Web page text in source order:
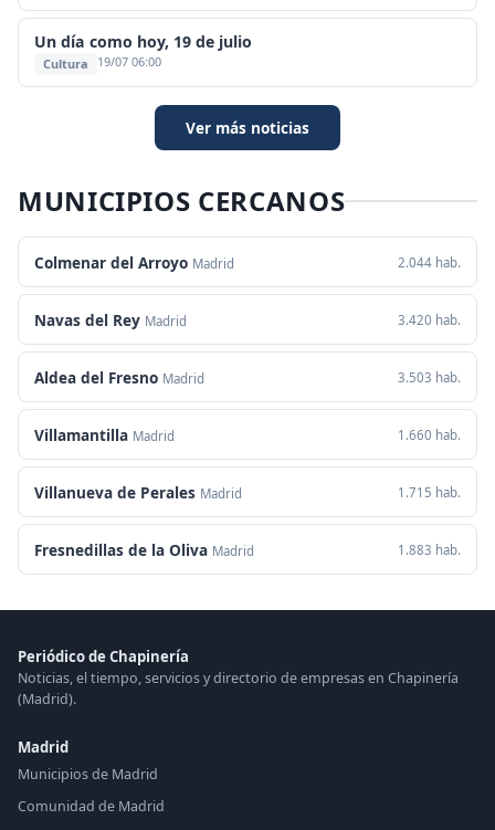
Un día como hoy, 19 de julio
Cultura 19/07 06:00
Ver más noticias
MUNICIPIOS CERCANOS
Colmenar del Arroyo Madrid 2.044 hab.
Navas del Rey Madrid 3.420 hab.
Aldea del Fresno Madrid 3.503 hab.
Villamantilla Madrid 1.660 hab.
Villanueva de Perales Madrid 1.715 hab.
Fresnedillas de la Oliva Madrid 1.883 hab.
Periódico de Chapinería
Noticias, el tiempo, servicios y directorio de empresas en Chapinería
(Madrid).
Madrid
Municipios de Madrid
Comunidad de Madrid